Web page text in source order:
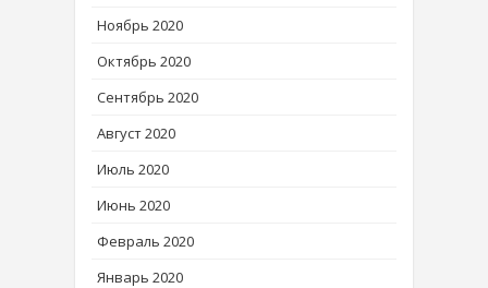
Ноябрь 2020
Октябрь 2020
Сентябрь 2020
Август 2020
Июль 2020
Июнь 2020
Февраль 2020
Январь 2020